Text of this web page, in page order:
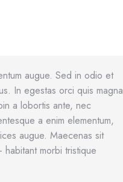
augue. Sed in odio et
In egestas orci quis magna
a lobortis ante, nec
a enim elementum,
augue. Maecenas sit
morbi tristique